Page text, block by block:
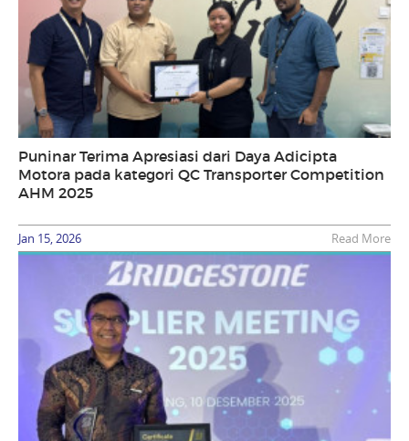
Puninar Terima Apresiasi dari Daya Adicipta
Motora pada kategori QC Transporter Competition
AHM 2025
Jan 15, 2026 Read More